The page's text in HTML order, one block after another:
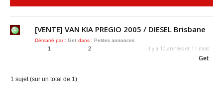
[VENTE] VAN KIA PREGIO 2005 / DIESEL Brisbane
Démarré par : Get dans : Petites annonces
1 2 il y a 10 années et 11 mois
Get
1 sujet (sur un total de 1)